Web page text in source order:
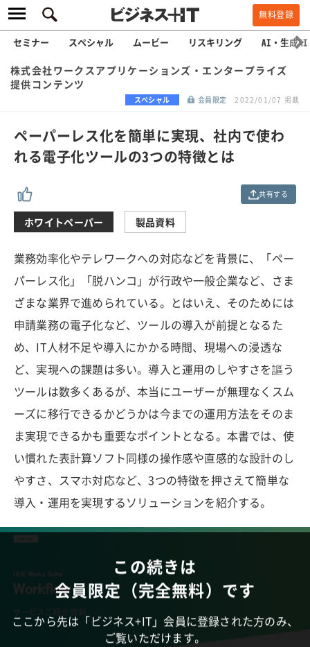
無料登録
セミナー スペシャル ムービー リスキリング AI・生成AI
株式会社ワークスアプリケーションズ・エンタープライズ
提供コンテンツ
スペシャル 会員限定 2022/01/07 掲載
ペーパーレス化を簡単に実現、社内で使わ
れる電子化ツールの3つの特徴とは
共有する
ホワイトペーパー 製品資料
業務効率化やテレワークへの対応などを背景に、「ペー
パーレス化」「脱ハンコ」が行政や一般企業など、さま
ざまな業界で進められている。とはいえ、そのためには
申請業務の電子化など、ツールの導入が前提となるた
め、IT人材不足や導入にかかる時間、現場への浸透な
ど、実現への課題は多い。導入と運用のしやすさを謳う
ツールは数多くあるが、本当にユーザーが無理なくスム
ーズに移行できるかどうかは今までの運用方法をそのま
ま実現できるかも重要なポイントとなる。本書では、使
い慣れた表計算ソフト同様の操作感や直感的な設計のし
やすさ、スマホ対応など、3つの特徴を押さえて簡単な
導入・運用を実現するソリューションを紹介する。
この続きは
会員限定（完全無料）です
ここから先は「ビジネス+IT」会員に登録された方のみ、
ご覧いただけます。